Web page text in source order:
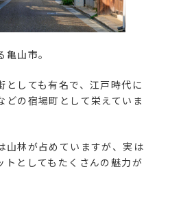
山市。
としても有名で、江戸時代に
どの宿場町として栄えていま
山林が占めていますが、実は
トとしてもたくさんの魅力が